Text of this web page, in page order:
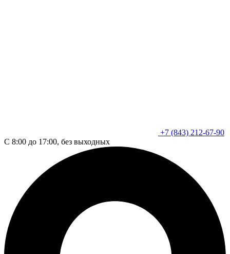
+7 (843) 212-67-90
С 8:00 до 17:00, без выходных